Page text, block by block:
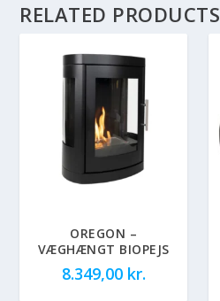
RELATED PRODUCTS
OREGON –
VÆGHÆNGT BIOPEJS
8.349,00 kr.